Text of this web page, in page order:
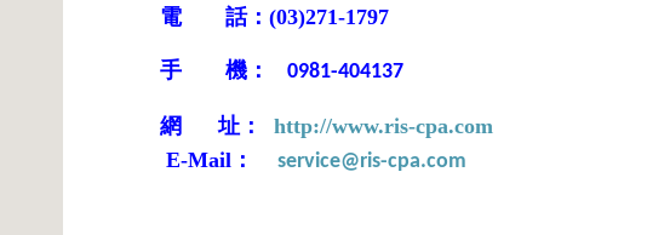
電 話： (03)271-1797
手 機： 0981-404137
網 址：
http://www.ris-cpa.com
E-Mail ： service@ris-cpa.com